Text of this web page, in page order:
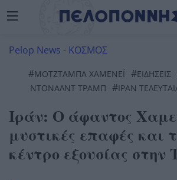
Pelop News - ΚΟΣΜΟΣ
#ΜΟΤΖΤΑΜΠΑ ΧΑΜΕΝΕΪ #ΕΙΔΗΣΕΙΣ
ΝΤΟΝΑΛΝΤ ΤΡΑΜΠ #ΙΡΆΝ
Ιράν: Ο άφαντος
μυστικές επαφές και
κέντρο εξουσίας στην